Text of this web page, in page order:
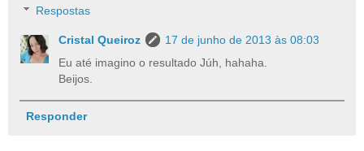
Respostas
Cristal Queiroz
17 de junho de 2013 às 08:03
Eu até imagino o resultado Júh, hahaha.
Beijos.
Responder